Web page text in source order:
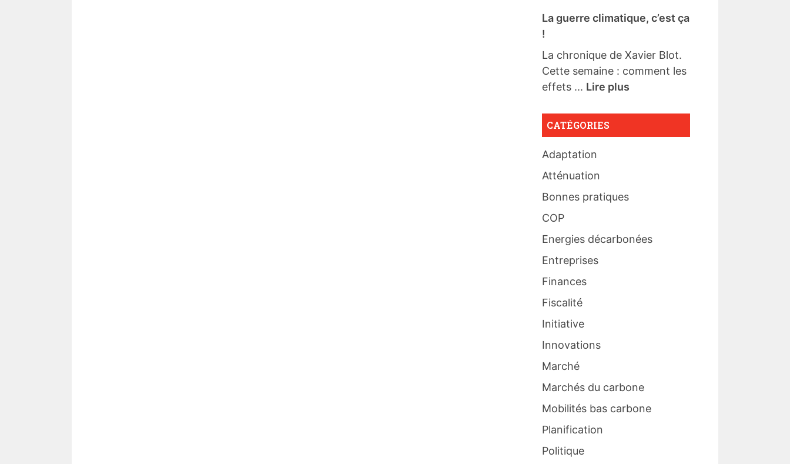
La guerre climatique, c’est ça
!
La chronique de Xavier Blot.
Cette semaine : comment les
effets ... Lire plus
CATÉGORIES
Adaptation
Atténuation
Bonnes pratiques
COP
Energies décarbonées
Entreprises
Finances
Fiscalité
Initiative
Innovations
Marché
Marchés du carbone
Mobilités bas carbone
Planification
Politique